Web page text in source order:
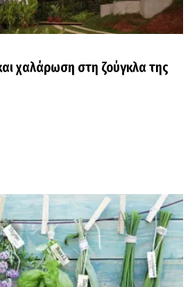
χαλάρωση στη ζούγκλα της